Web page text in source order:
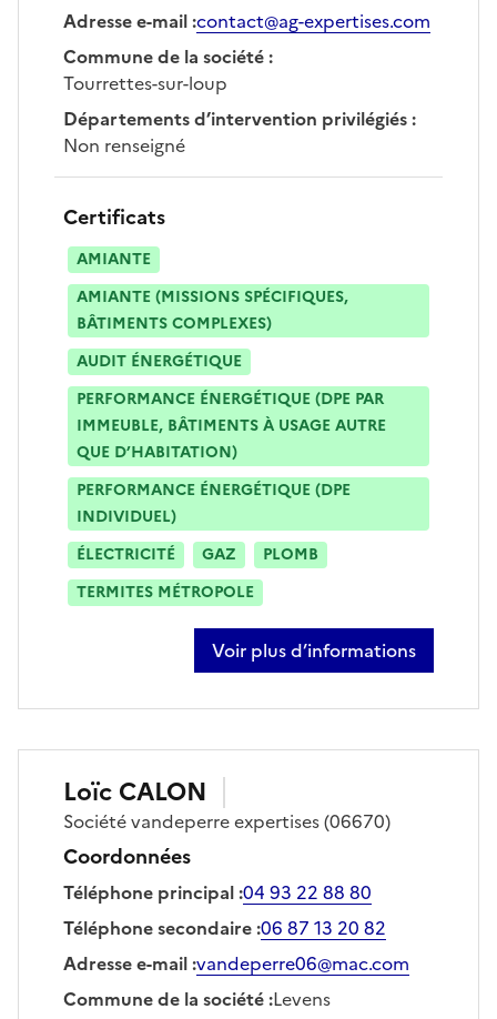
Adresse e-mail:contact@ag-expertises.com
Commune de la société:
Tourrettes-sur-loup
Départements d’intervention privilégiés:
Non renseigné
Certificats
AMIANTE
AMIANTE (MISSIONS SPÉCIFIQUES,
BÂTIMENTS COMPLEXES)
AUDIT ÉNERGÉTIQUE
PERFORMANCE ÉNERGÉTIQUE (DPE PAR
IMMEUBLE, BÂTIMENTS À USAGE AUTRE
QUE D’HABITATION)
PERFORMANCE ÉNERGÉTIQUE (DPE
INDIVIDUEL)
ÉLECTRICITÉ
GAZ
PLOMB
TERMITES MÉTROPOLE
Voir plus d’informations
sur giovanni rocca
Loïc CALON
Sociétévandeperre expertises(06670)
Coordonnées
Téléphone principal:04 93 22 88 80
Téléphone secondaire:06 87 13 20 82
Adresse e-mail:vandeperre06@mac.com
Commune de la société:Levens